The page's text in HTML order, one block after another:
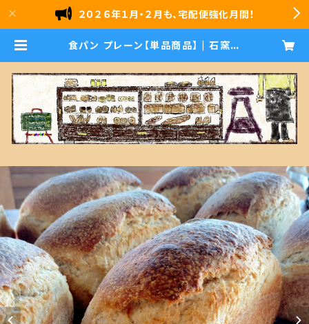
２０２６年１月・２月も、宅配便強化月間！
食パン プレーン【単品商品】 | 石窯パ